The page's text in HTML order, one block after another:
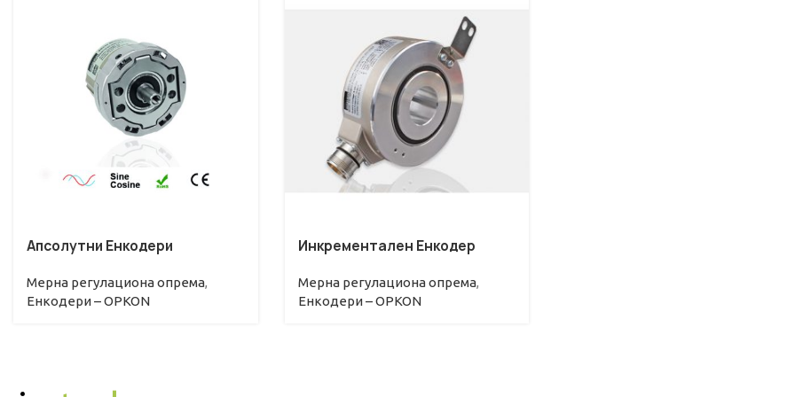
Апсолутни Енкодери
Мерна регулациона опрема,
Енкодери – OPKON
Инкрементален Енкодер
Мерна регулациона опрема,
Енкодери – OPKON